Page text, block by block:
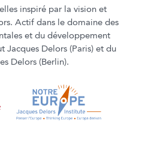
inspiré par la vision et
Actif dans le domaine des
et du développement
Jacques Delors (Paris) et du
Delors (Berlin).